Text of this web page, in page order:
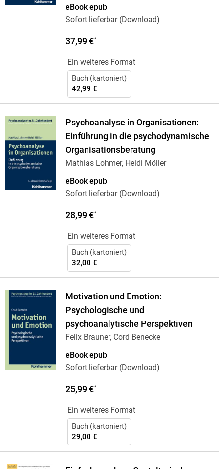
eBook epub
Sofort lieferbar (Download)
37,99 €*
Ein weiteres Format
Buch (kartoniert)
42,99 €
Psychoanalyse in Organisationen:
Einführung in die psychodynamische
Organisationsberatung
Mathias Lohmer, Heidi Möller
eBook epub
Sofort lieferbar (Download)
28,99 €*
Ein weiteres Format
Buch (kartoniert)
32,00 €
Motivation und Emotion:
Psychologische und
psychoanalytische Perspektiven
Felix Brauner, Cord Benecke
eBook epub
Sofort lieferbar (Download)
25,99 €*
Ein weiteres Format
Buch (kartoniert)
29,00 €